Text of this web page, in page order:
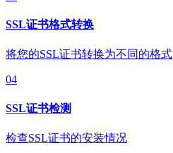
SSL证书格式转换
将您的SSL证书转换为不同的格式
04
SSL证书检测
检查SSL证书的安装情况